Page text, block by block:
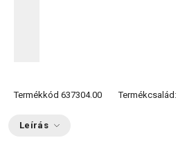
Termékkód 637304.00 Termékcsalád:
Leírás